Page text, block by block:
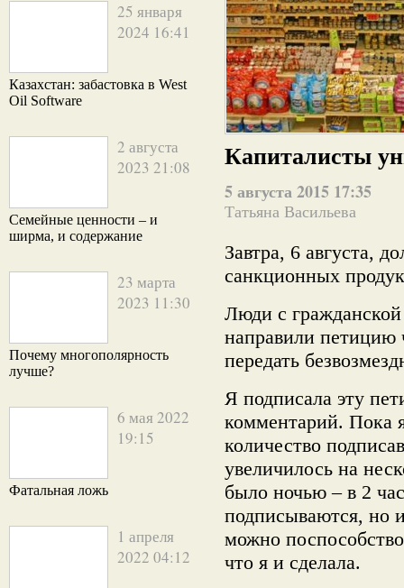
25 января
2024 16:41
Казахстан: забастовка в West
Oil Software
2 августа
2023 21:08
Семейные ценности – и
ширма, и содержание
23 марта
2023 11:30
Почему многополярность
лучше?
6 мая 2022
19:15
Фатальная ложь
1 апреля
2022 04:12
Капиталисты
5 августа 2015 17:35
Татьяна Васильева
Завтра, 6 августа,
санкционных
Люди с
направили петицию
передать
Я подписала эту
комментарий. Пока
количество
увеличилось на
было ночью – в 2
подписываются, но
можно
что я и сделала.